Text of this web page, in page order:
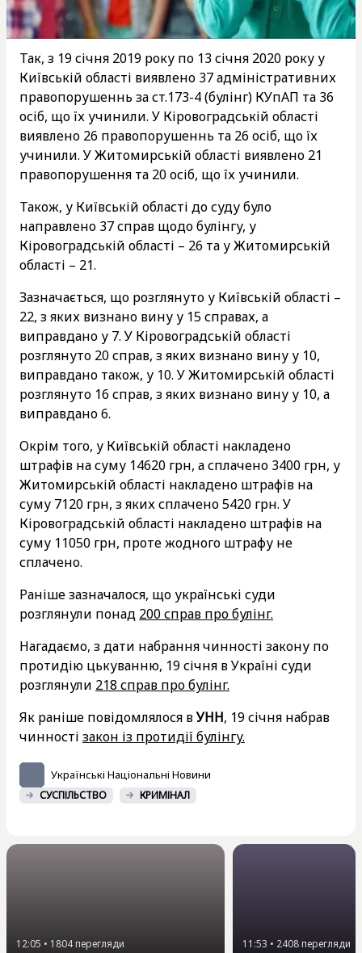
Так, з 19 січня 2019 року по 13 січня 2020 року у
Київській області виявлено 37 адміністративних
правопорушеннь за ст.173-4 (булінг) КУпАП та 36
осіб, що їх учинили. У Кіровоградській області
виявлено 26 правопорушеннь та 26 осіб, що їх
учинили. У Житомирській області виявлено 21
правопорушення та 20 осіб, що їх учинили.
Також, у Київській області до суду було
направлено 37 справ щодо булінгу, у
Кіровоградській області – 26 та у Житомирській
області – 21.
Зазначається, що розглянуто у Київській області –
22, з яких визнано вину у 15 справах, а
виправдано у 7. У Кіровоградській області
розглянуто 20 справ, з яких визнано вину у 10,
виправдано також, у 10. У Житомирській області
розглянуто 16 справ, з яких визнано вину у 10, а
виправдано 6.
Окрім того, у Київській області накладено
штрафів на суму 14620 грн, а сплачено 3400 грн, у
Житомирській області накладено штрафів на
суму 7120 грн, з яких сплачено 5420 грн. У
Кіровоградській області накладено штрафів на
суму 11050 грн, проте жодного штрафу не
сплачено.
Раніше зазначалося, що українські суди
розглянули понад 200 справ про булінг.
Нагадаємо, з дати набрання чинності закону по
протидію цькуванню, 19 січня в Україні суди
розглянули 218 справ про булінг.
Як раніше повідомлялося вУНН, 19 січня набрав
чинності закон із протидії булінгу.
Українські Національні Новини
СУСПІЛЬСТВО КРИМІНАЛ
12:05 • 1804перегляди 11:53 • 2408перегляди